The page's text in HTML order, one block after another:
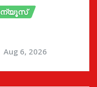
ന്യൂസ്
Aug 6, 2026